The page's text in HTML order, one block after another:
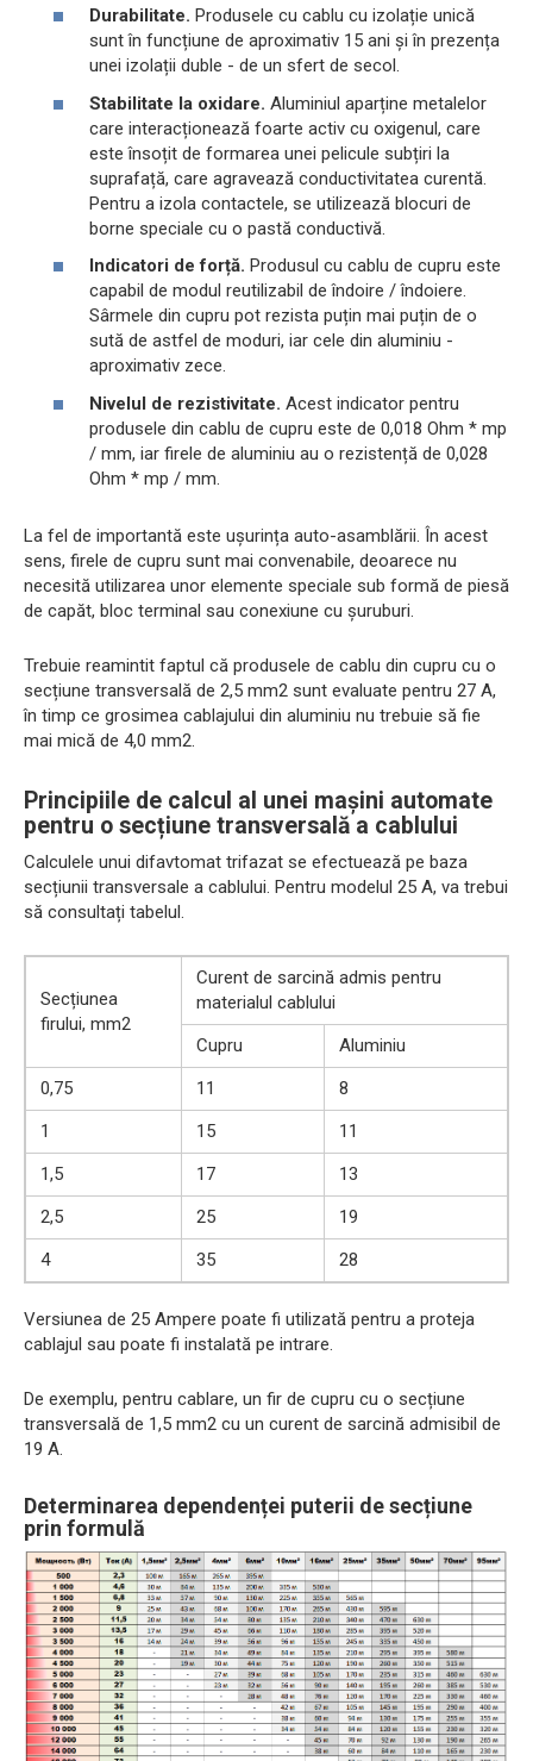
Durabilitate. Produsele cu cablu cu izolație unică
sunt în funcțiune de aproximativ 15 ani și în prezența
unei izolații duble - de un sfert de secol.
Stabilitate la oxidare. Aluminiul aparține metalelor
care interacționează foarte activ cu oxigenul, care
este însoțit de formarea unei pelicule subțiri la
suprafață, care agravează conductivitatea curentă.
Pentru a izola contactele, se utilizează blocuri de
borne speciale cu o pastă conductivă.
Indicatori de forță. Produsul cu cablu de cupru este
capabil de modul reutilizabil de îndoire / îndoiere.
Sârmele din cupru pot rezista puțin mai puțin de o
sută de astfel de moduri, iar cele din aluminiu -
aproximativ zece.
Nivelul de rezistivitate. Acest indicator pentru
produsele din cablu de cupru este de 0,018 Ohm * mp
/ mm, iar firele de aluminiu au o rezistență de 0,028
Ohm * mp / mm.
La fel de importantă este ușurința auto-asamblării. În acest
sens, firele de cupru sunt mai convenabile, deoarece nu
necesită utilizarea unor elemente speciale sub formă de piesă
de capăt, bloc terminal sau conexiune cu șuruburi.
Trebuie reamintit faptul că produsele de cablu din cupru cu o
secțiune transversală de 2,5 mm2 sunt evaluate pentru 27 A,
în timp ce grosimea cablajului din aluminiu nu trebuie să fie
mai mică de 4,0 mm2.
Principiile de calcul al unei mașini automate
pentru o secțiune transversală a cablului
Calculele unui difavtomat trifazat se efectuează pe baza
secțiunii transversale a cablului. Pentru modelul 25 A, va trebui
să consultați tabelul.
Secțiunea
firului, mm2
Curent de sarcină admis pentru
materialul cablului
Cupru
Aluminiu
0,75
11
8
1
15
11
1,5
17
13
2,5
25
19
4
35 28
Versiunea de 25 Ampere poate fi utilizată pentru a proteja
cablajul sau poate fi instalată pe intrare.
De exemplu, pentru cablare, un fir de cupru cu o secțiune
transversală de 1,5 mm2 cu un curent de sarcină admisibil de
19 A.
Determinarea dependenței puterii de secțiune
prin formulă